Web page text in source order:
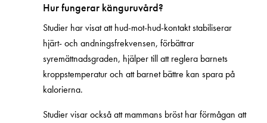
Hur fungerar känguruvård?
Studier har visat att hud-mot-hud-kontakt stabiliserar
hjärt- och andningsfrekvensen, förbättrar
syremättnadsgraden, hjälper till att reglera barnets
kroppstemperatur och att barnet bättre kan spara på
kalorierna.
Studier visar också att mammans bröst har förmågan att